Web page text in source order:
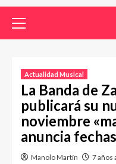
Actualidad Musical
La Banda de
publicará su
noviembre
anuncia
Manolo Martín 7 años